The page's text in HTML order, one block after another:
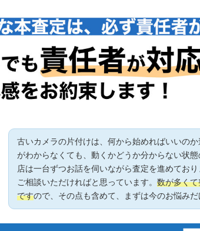
古いカメラの片付けは、何から始めればいいの
がわからなくても、動くかどうか分からない状
店は一台ずつお話を伺いながら査定を進めてお
ご相談いただければと思っています。 数が多く
ですので、その点も含めて、まずは今のお悩みだ